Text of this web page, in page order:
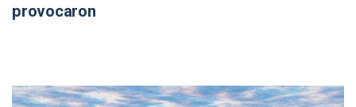
provocaron